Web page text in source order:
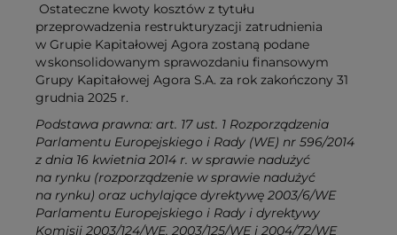
Ostateczne kwoty kosztów z tytułu
przeprowadzenia restrukturyzacji zatrudnienia
w Grupie Kapitałowej Agora zostaną podane
w skonsolidowanym sprawozdaniu finansowym
Grupy Kapitałowej Agora S.A. za rok zakończony 31
grudnia 2025 r.
Podstawa prawna: art. 17 ust. 1 Rozporządzenia
Parlamentu Europejskiego i Rady (WE) nr 596/2014
z dnia 16 kwietnia 2014 r. w sprawie nadużyć
na rynku (rozporządzenie w sprawie nadużyć
na rynku) oraz uchylające dyrektywę 2003/6/WE
Parlamentu Europejskiego i Rady i dyrektywy
Komisji 2003/124/WE, 2003/125/WE i 2004/72/WE